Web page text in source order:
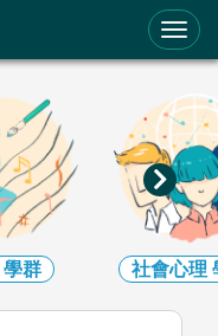
學群 社會心理